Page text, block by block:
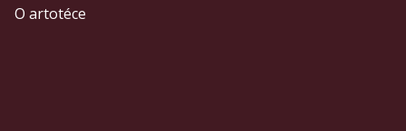
O artotéce